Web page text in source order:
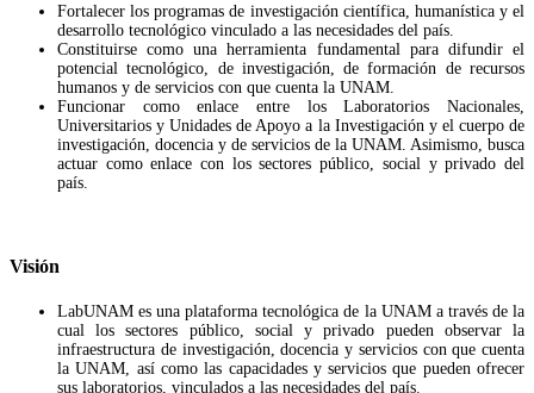
Fortalecer los programas de investigación científica, humanística y el
desarrollo tecnológico vinculado a las necesidades del país.
Constituirse como una herramienta fundamental para difundir el
potencial tecnológico, de investigación, de formación de recursos
humanos y de servicios con que cuenta la UNAM.
Funcionar como enlace entre los Laboratorios Nacionales,
Universitarios y Unidades de Apoyo a la Investigación y el cuerpo de
investigación, docencia y de servicios de la UNAM. Asimismo, busca
actuar como enlace con los sectores público, social y privado del
país.
Visión
LabUNAM es una plataforma tecnológica de la UNAM a través de la
cual los sectores público, social y privado pueden observar la
infraestructura de investigación, docencia y servicios con que cuenta
la UNAM, así como las capacidades y servicios que pueden ofrecer
sus laboratorios, vinculados a las necesidades del país.